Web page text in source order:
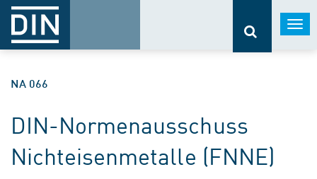
NA 066
DIN-Normenausschuss
Nichteisenmetalle (FNNE)